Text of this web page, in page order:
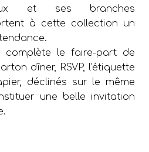
et ses branches
à cette collection un
complète le faire-part de
dîner, RSVP, l’étiquette
déclinés sur le même
une belle invitation